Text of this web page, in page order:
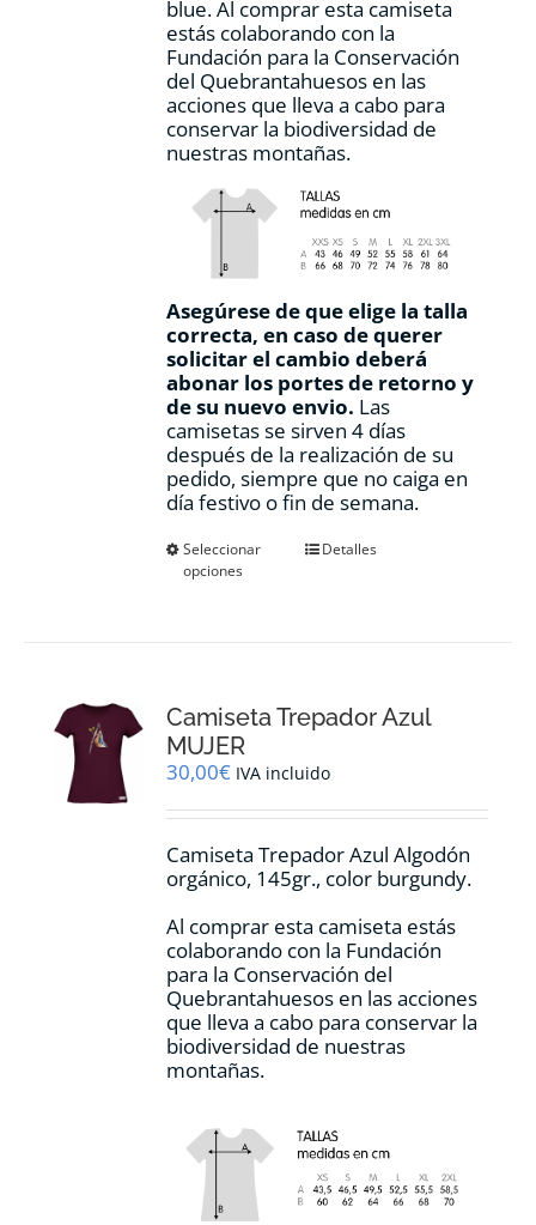
blue. Al comprar esta camiseta
estás colaborando con la
Fundación para la Conservación
del Quebrantahuesos en las
acciones que lleva a cabo para
conservar la biodiversidad de
nuestras montañas.
Asegúrese de que elige la talla
correcta, en caso de querer
solicitar el cambio deberá
abonar los portes de retorno y
de su nuevo envio. Las
camisetas se sirven 4 días
después de la realización de su
pedido, siempre que no caiga en
día festivo o fin de semana.
Seleccionar
opciones
Este
se
elegir
la
de
producto
Detalles
Camiseta Trepador Azul
MUJER
30,00€ IVA incluido
Camiseta Trepador Azul Algodón
orgánico, 145gr., color burgundy.
Al comprar esta camiseta estás
colaborando con la Fundación
para la Conservación del
Quebrantahuesos en las acciones
que lleva a cabo para conservar la
biodiversidad de nuestras
montañas.